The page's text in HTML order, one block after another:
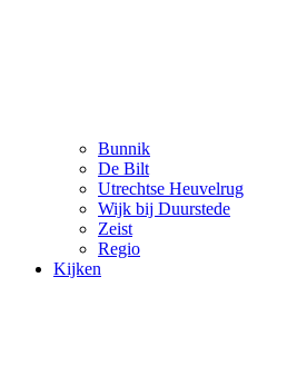
Bunnik
De Bilt
Utrechtse Heuvelrug
Wijk bij Duurstede
Zeist
Regio
Kijken